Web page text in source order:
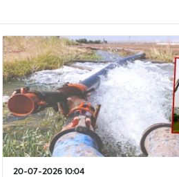
20-07-2026 10:04